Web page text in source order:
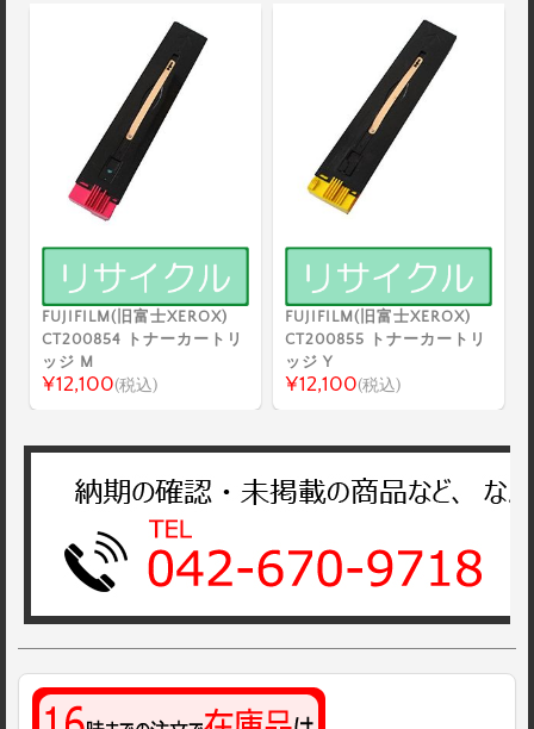
FUJIFILM(旧富士XEROX)
CT200854 トナーカートリ
ッジ M
¥12,100(税込)
FUJIFILM(旧富士XEROX)
CT200855 トナーカートリ
ッジ Y
¥12,100(税込)